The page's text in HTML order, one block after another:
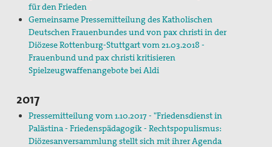
für den Frieden
Gemeinsame Pressemitteilung des Katholischen
Deutschen Frauenbundes und von pax christi in der
Diözese Rottenburg-Stuttgart vom 21.03.2018 -
Frauenbund und pax christi kritisieren
Spielzeugwaffenangebote bei Aldi
2017
Pressemitteilung vom 1.10.2017 - "Friedensdienst in
Palästina - Friedenspädagogik - Rechtspopulismus:
Diözesanversammlung stellt sich mit ihrer Agenda